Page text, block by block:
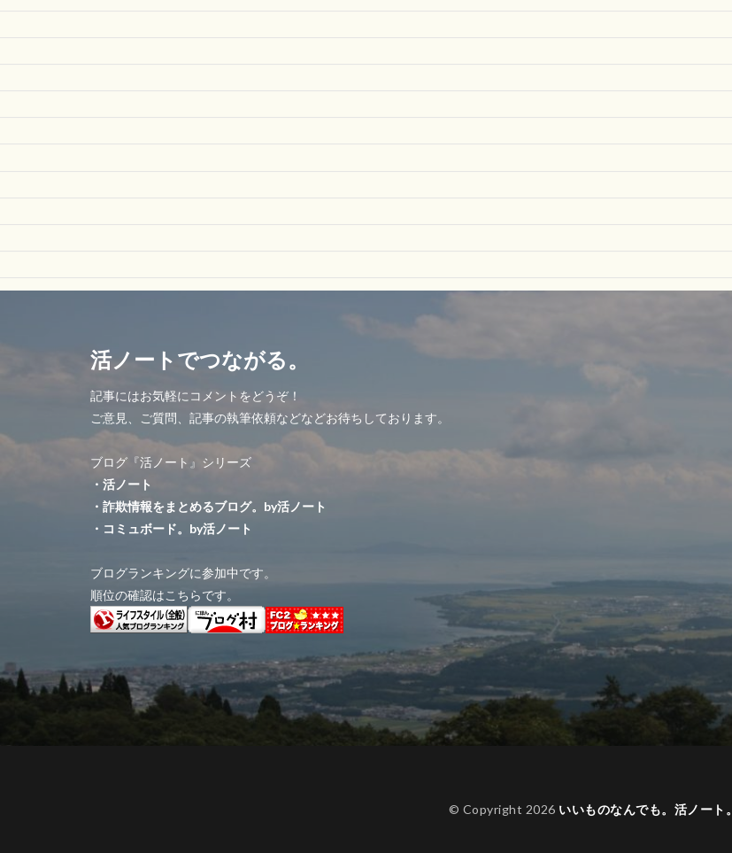
活ノートでつながる。
記事にはお気軽にコメントをどうぞ！
ご意見、ご質問、記事の執筆依頼などなどお待ちしております。
ブログ『活ノート』シリーズ
・活ノート
・詐欺情報をまとめるブログ。by活ノート
・コミュボード。by活ノート
ブログランキングに参加中です。
順位の確認はこちらです。
© Copyright 2026 いいものなんでも。活ノート。